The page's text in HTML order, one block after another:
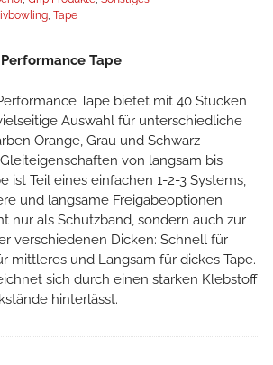
, Tape
Tape
Tape bietet mit 40 Stücken
Auswahl für unterschiedliche
Orange, Grau und Schwarz
von langsam bis
ist Teil eines einfachen 1-2-3 Systems,
und langsame Freigabeoptionen
nur als Schutzband, sondern auch zur
verschiedenen Dicken: Schnell für
mittleres und Langsam für dickes Tape.
sich durch einen starken Klebstoff
hinterlässt.